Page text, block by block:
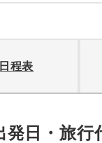
日程表
発日・旅行